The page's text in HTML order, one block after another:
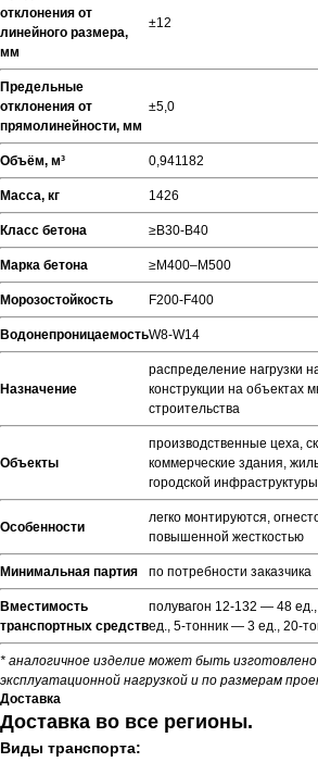
отклонения от
линейного размера,
мм
±12
Предельные
отклонения от
прямолинейности, мм
±5,0
Объём, м³ 0,941182
Масса, кг 1426
Класс бетона ≥В30-В40
Марка бетона ≥М400–М500
Морозостойкость F200-F400
ВодонепроницаемостьW8-W14
Назначение
распределение нагрузки
конструкции на объектах
строительства
Объекты
производственные цеха,
коммерческие здания,
городской
Особенности
легко монтируются,
повышенной жесткостью
Минимальная партия по потребности заказчика
Вместимость
транспортных средств
полувагон 12-132 — 48
ед., 5-тонник — 3 ед., 20-
* аналогичное изделие может быть
эксплуатационной нагрузкой и по размерам
Доставка
Доставка во все регионы.
Виды транспорта: